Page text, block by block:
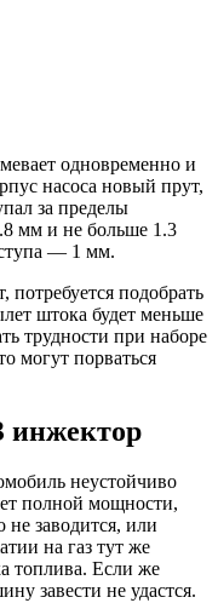
одновременно и
насоса новый прут,
за пределы
мм и не больше 1.3
— 1 мм.
потребуется подобрать
штока будет меньше
трудности при наборе
могут порваться
инжектор
неустойчиво
полной мощности,
не заводится, или
на газ тут же
топлива. Если же
завести не удастся.